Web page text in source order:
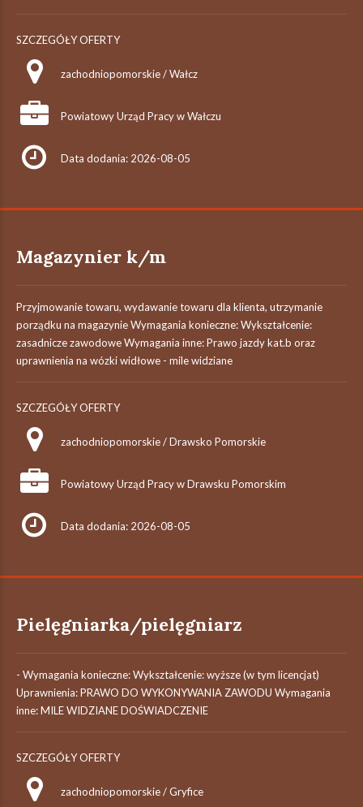
SZCZEGÓŁY OFERTY
zachodniopomorskie / Wałcz
Powiatowy Urząd Pracy w Wałczu
Data dodania: 2026-08-05
Magazynier k/m
Przyjmowanie towaru, wydawanie towaru dla klienta, utrzymanie
porządku na magazynie Wymagania konieczne: Wykształcenie:
zasadnicze zawodowe Wymagania inne: Prawo jazdy kat.b oraz
uprawnienia na wózki widłowe - mile widziane
SZCZEGÓŁY OFERTY
zachodniopomorskie / Drawsko Pomorskie
Powiatowy Urząd Pracy w Drawsku Pomorskim
Data dodania: 2026-08-05
Pielęgniarka/pielęgniarz
- Wymagania konieczne: Wykształcenie: wyższe (w tym licencjat)
Uprawnienia: PRAWO DO WYKONYWANIA ZAWODU Wymagania
inne: MILE WIDZIANE DOŚWIADCZENIE
SZCZEGÓŁY OFERTY
zachodniopomorskie / Gryfice